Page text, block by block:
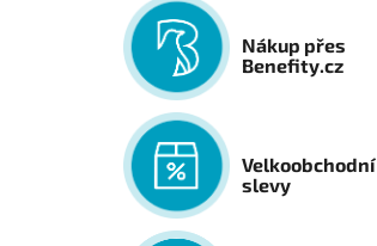
Nákup přes
Benefity.cz
Velkoobchodní
slevy